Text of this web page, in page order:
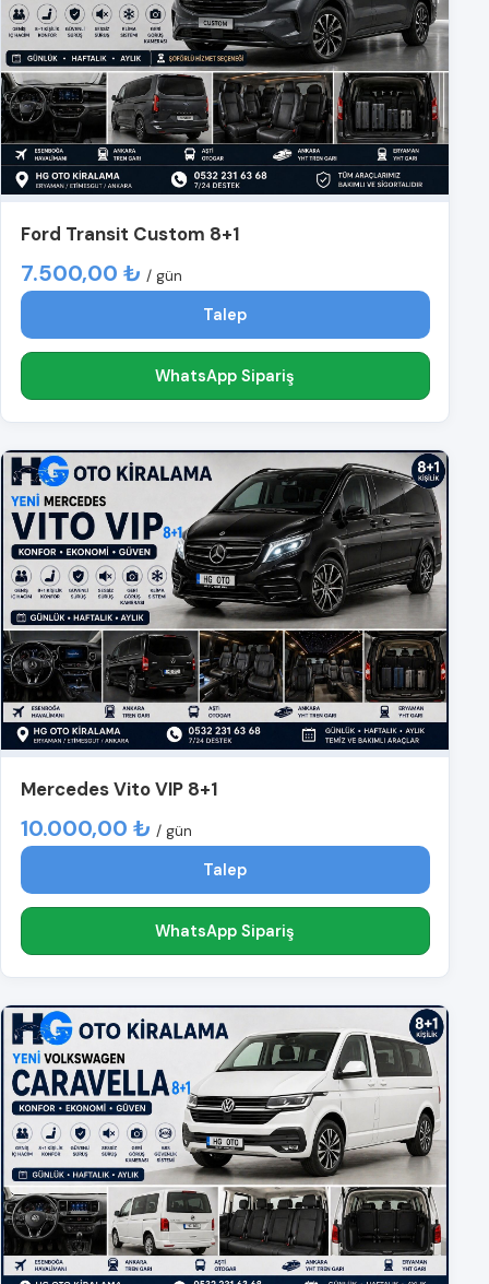
Ford Transit Custom 8+1
7.500,00 ₺ / gün
Talep
WhatsApp Sipariş
Mercedes Vito VIP 8+1
10.000,00 ₺ / gün
Talep
WhatsApp Sipariş